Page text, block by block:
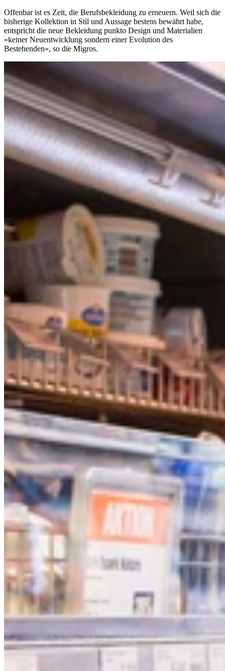
Offenbar ist es Zeit, die Berufsbekleidung zu erneuern. Weil sich die
bisherige Kollektion in Stil und Aussage bestens bewährt habe,
entspricht die neue Bekleidung punkto Design und Materialien
«keiner Neuentwicklung sondern einer Evolution des
Bestehenden», so die Migros.